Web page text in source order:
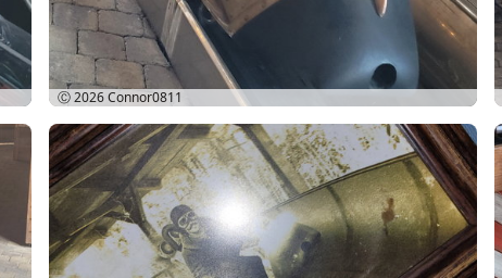
Ⓒ 2026Connor0811